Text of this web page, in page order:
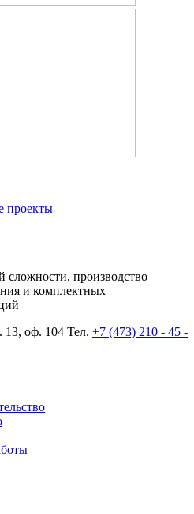
проекты
сложности, производство
и комплектных
оф. 104 Тел. +7 (473) 210 - 45 -